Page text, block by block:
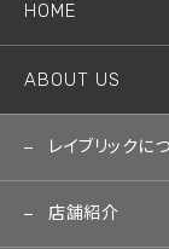
HOME
ABOUT US
レイブリックに
店舗紹介